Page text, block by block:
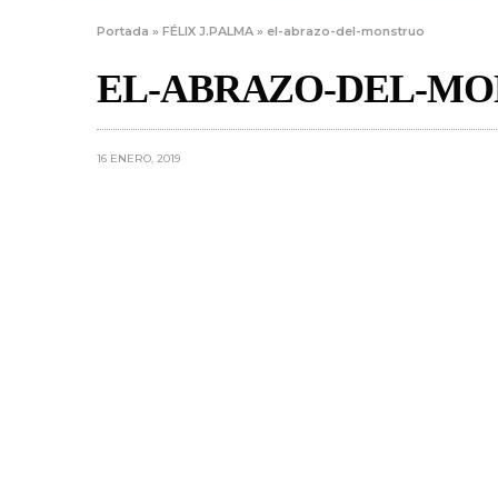
Portada »FÉLIX J.PALMA » el-abrazo-del-monstruo
EL-ABRAZO-DEL-
16 ENERO, 2019